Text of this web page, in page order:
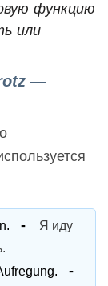
функцию
или
—
Я иду